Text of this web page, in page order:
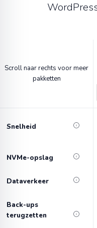
Scroll naar rechts voor meer
pakketten
Snelheid
NVMe-opslag
Dataverkeer
Back-ups
terugzetten